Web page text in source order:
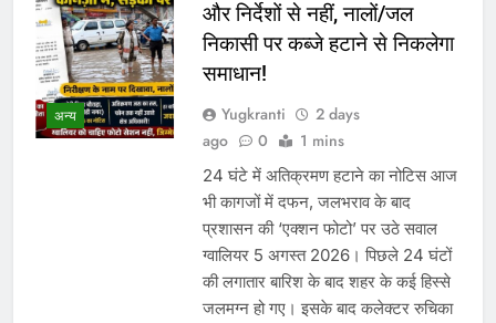
अन्य
और निर्देशों से नहीं, नालों/जल
निकासी पर कब्जे हटाने से निकलेगा
समाधान!
Yugkranti
2 days
ago
0 1 mins
24 घंटे में अतिक्रमण हटाने का नोटिस आज
भी कागजों में दफन, जलभराव के बाद
प्रशासन की ‘एक्शन फोटो’ पर उठे सवाल
ग्वालियर 5 अगस्त 2026। पिछले 24 घंटों
की लगातार बारिश के बाद शहर के कई हिस्से
जलमग्न हो गए। इसके बाद कलेक्टर रुचिका